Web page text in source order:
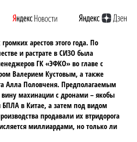
арестов этого года. По
и растрате в СИЗО была
ГК «ЭФКО» во главе с
Валерием Кустовым, а также
Алла Половченя. Предполагаемым
махинации с дронами – якобы
БПЛА в Китае, а затем под видом
продавали их втридорога
миллиардами, но только ли